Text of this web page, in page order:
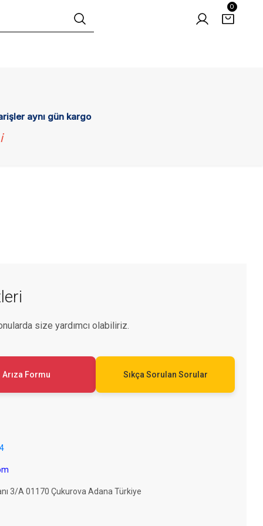
0
aynı gün kargo
size yardımcı olabiliriz.
Arıza Formu Sıkça Sorulan Sorular
3/A 01170 Çukurova Adana Türkiye